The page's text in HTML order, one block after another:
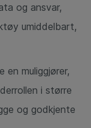
og ansvar,
umiddelbart,
en muliggjører,
i større
og godkjente